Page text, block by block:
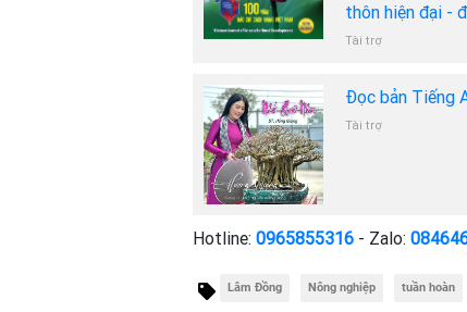
thôn hiện đại -
Tài trợ
Đọc bản Tiếng
Tài trợ
Hotline: 0965855316 - Zalo:
Lâm Đồng Nông nghiệp tuần hoàn